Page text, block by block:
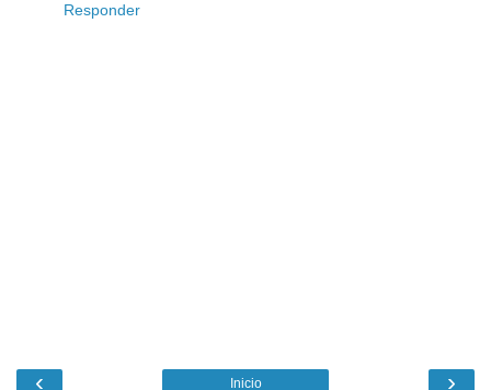
Responder
‹ ›
Inicio